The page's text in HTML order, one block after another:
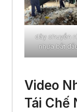
dây chuyền
nhựa bắt
Video
Tái Chế